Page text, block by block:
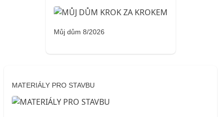
Můj dům 8/2026
MATERIÁLY PRO STAVBU